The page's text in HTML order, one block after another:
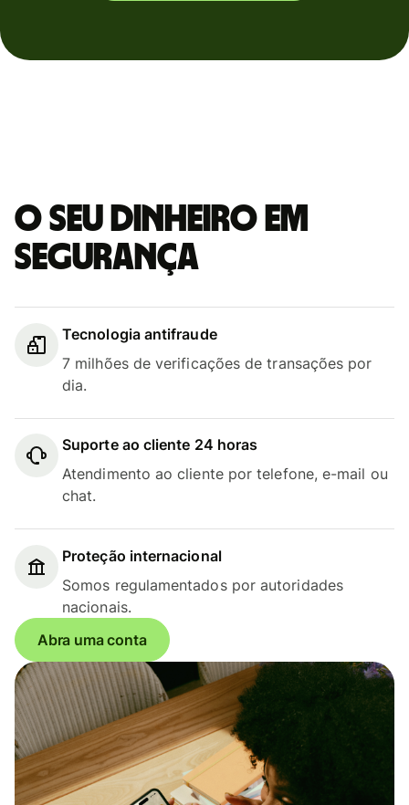
O seu dinheiro em
segurança
Tecnologia antifraude
7 milhões de verificações de transações por
dia.
Suporte ao cliente 24 horas
Atendimento ao cliente por telefone, e-mail ou
chat.
Proteção internacional
Somos regulamentados por autoridades
nacionais.
Abra uma conta